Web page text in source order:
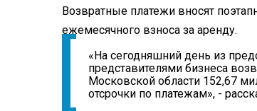
Возвратные платежи вносят
ежемесячного взноса за аренду.
«На сегодняшний день из
представителями бизнеса
Московской области 152,67
отсрочки по платежам», -